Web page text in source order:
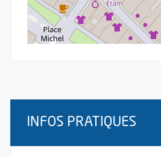
INFOS PRATIQUES